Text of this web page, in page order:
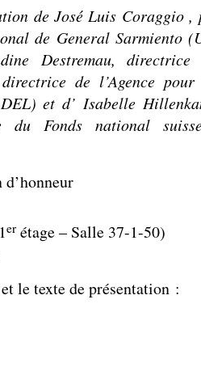
de José Luis Coraggio ,
de General Sarmiento
Destremau,
directrice
de l’Agence pour
et d’ Isabelle
du Fonds national
er étage – Salle 37-1-50)
le texte de présentation :